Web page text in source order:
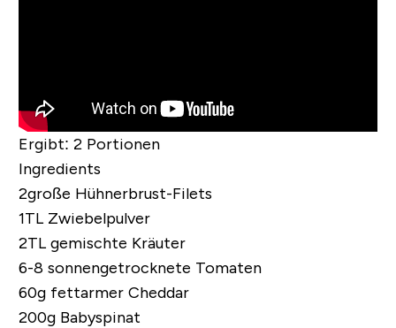
Ergibt: 2 Portionen
Ingredients
2große Hühnerbrust-Filets
1TL Zwiebelpulver
2TL gemischte Kräuter
6-8 sonnengetrocknete Tomaten
60g fettarmer Cheddar
200g Babyspinat